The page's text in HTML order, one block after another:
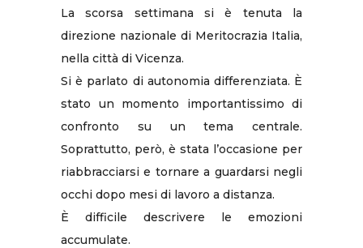
La scorsa settimana si è tenuta la
direzione nazionale di Meritocrazia Italia,
nella città di Vicenza.
Si è parlato di autonomia differenziata. È
stato un momento importantissimo di
confronto su un tema centrale.
Soprattutto, però, è stata l’occasione per
riabbracciarsi e tornare a guardarsi negli
occhi dopo mesi di lavoro a distanza.
È difficile descrivere le emozioni
accumulate.